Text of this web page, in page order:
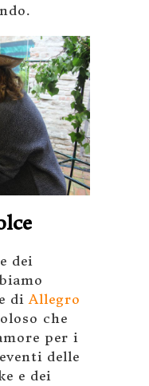
dei
di Allegro
che
per i
delle
e dei